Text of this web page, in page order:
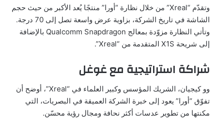
وتقدّم “Xreal” من خلال نظارة “أورا” منتجًا يُعد الأكبر من حيث حجم
الشاشة في تاريخ الشركة، بزاوية عرض واسعة تصل إلى 70 درجة.
وتأتي النظارة مزوّدة بمعالج Qualcomm Snapdragon بالإضافة
إلى شريحة X1S المتقدمة من “Xreal”.
شراكة استراتيجية مع غوغل
وو كيجيان، الشريك المؤسس وكبير العلماء في “Xreal”، أوضح أن
تفوّق “أورا” يعود إلى خبرة الشركة العميقة في البصريات، التي
مكنتها من تطوير عدسات أكثر نحافة ومجال رؤية محسّن.